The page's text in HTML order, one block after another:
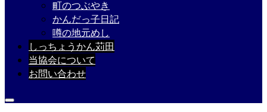
町のつぶやき
かんだっ子日記
噂の地元めし
しっちょうかん苅田
当協会について
お問い合わせ